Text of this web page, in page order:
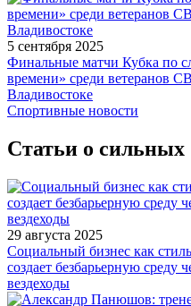
5 сентября 2025
Финальные матчи Кубка по
времени» среди ветеранов
Владивостоке
Спортивные новости
Статьи о сильных
29 августа 2025
Социальный бизнес как
создает безбарьерную среду
вездеходы